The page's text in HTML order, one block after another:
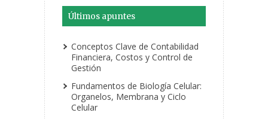
Últimos apuntes
Conceptos Clave de Contabilidad
Financiera, Costos y Control de
Gestión
Fundamentos de Biología Celular:
Organelos, Membrana y Ciclo
Celular